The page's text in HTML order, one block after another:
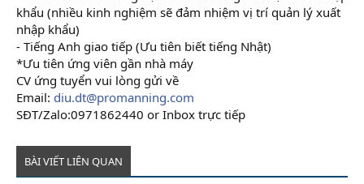
khẩu (nhiều kinh nghiệm sẽ đảm nhiệm vị trí quản lý xuất
nhập khẩu)
- Tiếng Anh giao tiếp (Ưu tiên biết tiếng Nhật)
*Ưu tiên ứng viên gần nhà máy
CV ứng tuyển vui lòng gửi về
Email: diu.dt@promanning.com
SĐT/Zalo:0971862440 or Inbox trực tiếp
BÀI VIẾT LIÊN QUAN